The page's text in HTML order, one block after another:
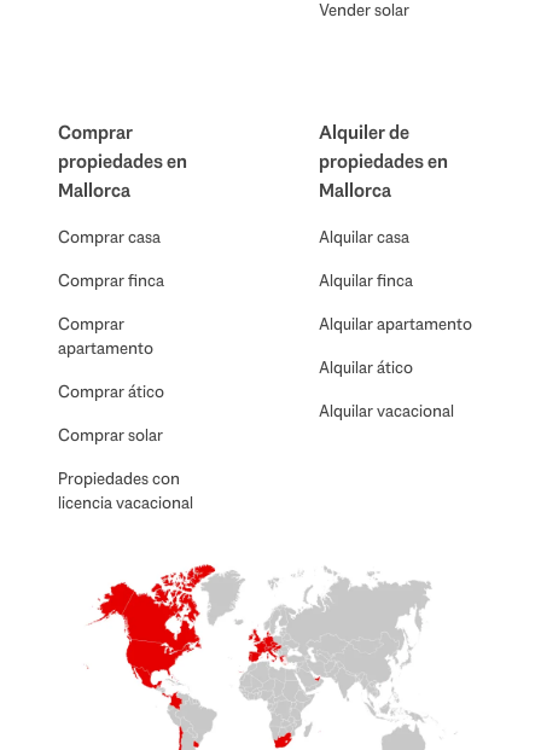
Vender solar
Comprar
propiedades en
Mallorca
Comprar casa
Comprar finca
Comprar
apartamento
Comprar ático
Comprar solar
Propiedades con
licencia vacacional
Alquiler de
propiedades en
Mallorca
Alquilar casa
Alquilar finca
Alquilar apartamento
Alquilar ático
Alquilar vacacional